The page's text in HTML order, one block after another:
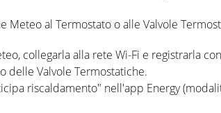
Meteo al Termostato o alle Valvole
collegarla alla rete Wi-Fi e registrarla
delle Valvole Termostatiche.
riscaldamento" nell'app Energy